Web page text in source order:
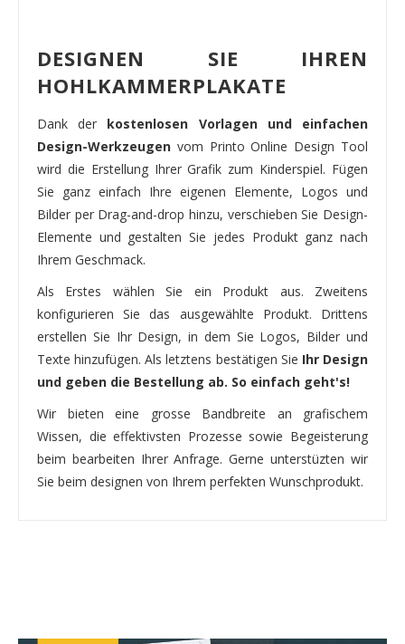
DESIGNEN SIE IHREN
HOHLKAMMERPLAKATE
Dank der kostenlosen Vorlagen und einfachen
Design-Werkzeugen vom Printo Online Design Tool
wird die Erstellung Ihrer Grafik zum Kinderspiel. Fügen
Sie ganz einfach Ihre eigenen Elemente, Logos und
Bilder per Drag-and-drop hinzu, verschieben Sie Design-
Elemente und gestalten Sie jedes Produkt ganz nach
Ihrem Geschmack.
Als Erstes wählen Sie ein Produkt aus. Zweitens
konfigurieren Sie das ausgewählte Produkt. Drittens
erstellen Sie Ihr Design, in dem Sie Logos, Bilder und
Texte hinzufügen. Als letztens bestätigen Sie Ihr Design
und geben die Bestellung ab. So einfach geht's!
Wir bieten eine grosse Bandbreite an grafischem
Wissen, die effektivsten Prozesse sowie Begeisterung
beim bearbeiten Ihrer Anfrage. Gerne unterstüzten wir
Sie beim designen von Ihrem perfekten Wunschprodukt.